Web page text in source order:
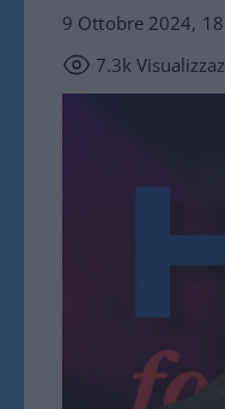
9 Ottobre 2024,
7.3k